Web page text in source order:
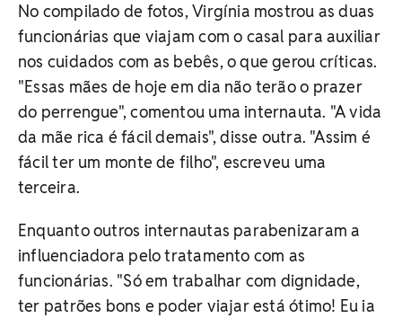
No compilado de fotos, Virgínia mostrou as duas
funcionárias que viajam com o casal para auxiliar
nos cuidados com as bebês, o que gerou críticas.
"Essas mães de hoje em dia não terão o prazer
do perrengue", comentou uma internauta. "A vida
da mãe rica é fácil demais", disse outra. "Assim é
fácil ter um monte de filho", escreveu uma
terceira.
Enquanto outros internautas parabenizaram a
influenciadora pelo tratamento com as
funcionárias. "Só em trabalhar com dignidade,
ter patrões bons e poder viajar está ótimo! Eu ia